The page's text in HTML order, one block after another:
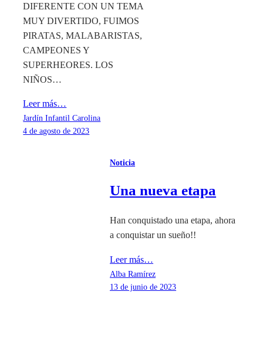
DIFERENTE CON UN TEMA
MUY DIVERTIDO, FUIMOS
PIRATAS, MALABARISTAS,
CAMPEONES Y
SUPERHEORES. LOS
NIÑOS…
Leer más…
Jardín Infantil Carolina
4 de agosto de 2023
Noticia
Una nueva etapa
Han conquistado una etapa, ahora
a conquistar un sueño!!
Leer más…
Alba Ramírez
13 de junio de 2023